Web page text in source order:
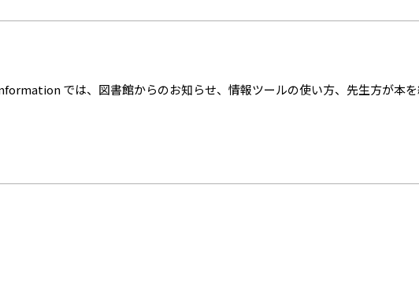
では、図書館からのお知らせ、情報ツールの使い方、先生方が本